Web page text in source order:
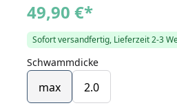
49,90 €*
Sofort versandfertig, Lieferzeit 2-3
Schwammdicke
max 2.0